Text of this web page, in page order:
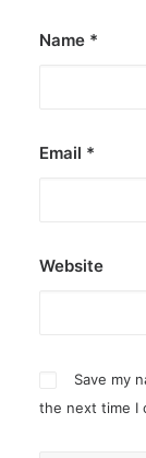
Name *
Email *
Website
Save my
the next time I